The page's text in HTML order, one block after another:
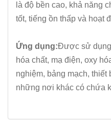
là độ bền cao, khả năng
tốt, tiếng ồn thấp và hoạt
Ứng dụng:Được sử dụng
hóa chất, mạ điện, oxy
nghiệm, bảng mạch,
những nơi khác có chứa